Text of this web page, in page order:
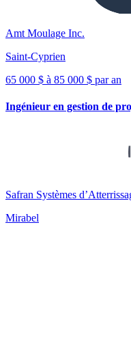
Amt Moulage Inc.
Saint-Cyprien
65 000 $ à 85 000 $ par an
Ingénieur en gestion de
Safran Systèmes
Mirabel